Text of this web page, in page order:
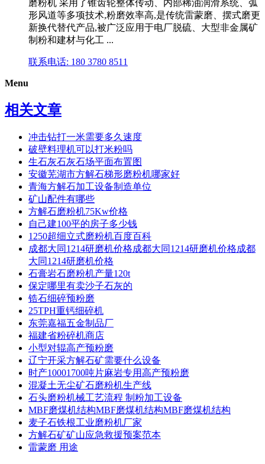
磨粉机 采用了锥齿轮整体传动、内部稀油润滑系统、弧
形风道等多项技术,粉磨效率高,是传统雷蒙磨、摆式磨更
新换代替代产品,被广泛应用于电厂脱硫、大型非金属矿
制粉和建材与化工 ...
联系电话: 180 3780 8511
Menu
相关文章
冲击钻打一米需要多久速度
破壁料理机可以打米粉吗
生石灰石灰石场平面布置图
安徽芜湖市方解石梯形磨粉机哪家好
青海方解石加工设备制造单位
矿山配件有哪些
方解石磨粉机75Kw价格
自己建100平的房子多少钱
1250超细立式磨粉机百度百科
成都大同1214研磨机价格成都大同1214研磨机价格成都
大同1214研磨机价格
石膏岩石磨粉机产量120t
保定哪里有卖沙子石灰的
锆石细碎预粉磨
25TPH重钙细碎机
东莞嘉福五金制品厂
福建省粉碎机商店
小型对辊高产预粉磨
辽宁开采方解石矿需要什么设备
时产10001700吨片麻岩专用高产预粉磨
混凝土无尘矿石磨粉机生产线
石头磨粉机械工艺流程 制粉加工设备
MBF磨煤机结构MBF磨煤机结构MBF磨煤机结构
麦子石铁根工业磨粉机厂家
方解石矿矿山应急救援预案范本
雷蒙磨 用途